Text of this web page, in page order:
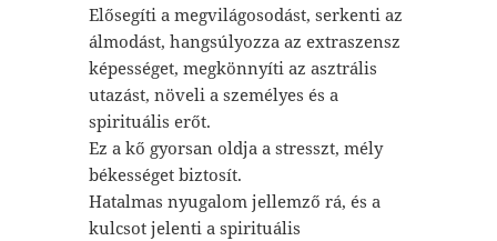
Elősegíti a megvilágosodást, serkenti az
álmodást, hangsúlyozza az extraszensz
képességet, megkönnyíti az asztrális
utazást, növeli a személyes és a
spirituális erőt.
Ez a kő gyorsan oldja a stresszt, mély
békességet biztosít.
Hatalmas nyugalom jellemző rá, és a
kulcsot jelenti a spirituális